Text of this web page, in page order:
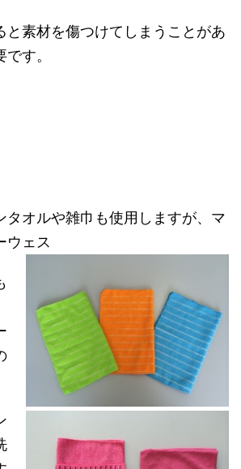
と素材を傷つけてしまうことがあ
す。
タオルや雑巾も使用しますが、マ
ウェス